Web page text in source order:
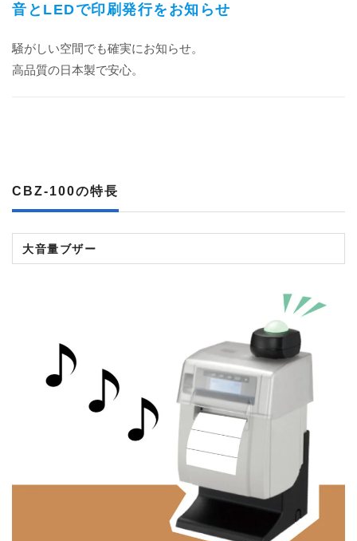
音とLEDで印刷発行をお知らせ
騒がしい空間でも確実にお知らせ。
高品質の日本製で安心。
CBZ-100の特長
大音量ブザー